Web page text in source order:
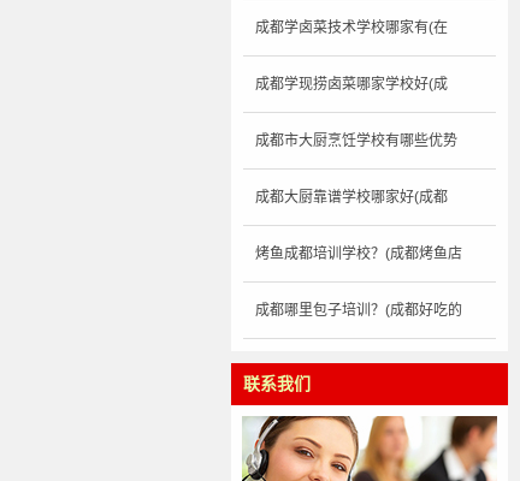
成都学卤菜技术学校哪家有(在
成都学现捞卤菜哪家学校好(成
成都市大厨烹饪学校有哪些优势
成都大厨靠谱学校哪家好(成都
烤鱼成都培训学校？(成都烤鱼店
成都哪里包子培训？(成都好吃的
联系我们